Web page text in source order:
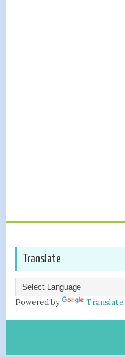
Translate
Powered by Translate